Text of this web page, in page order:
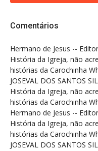
Comentários
Hermano de Jesus -- Editor
História da Igreja, não
histórias da Carochinha
JOSEVAL DOS SANTOS
História da Igreja, não
histórias da Carochinha
Hermano de Jesus -- Editor
História da Igreja, não
histórias da Carochinha
JOSEVAL DOS SANTOS